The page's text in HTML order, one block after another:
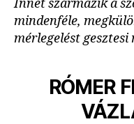
Innét származik a
mindenféle,
mérlegelést
RÓMER